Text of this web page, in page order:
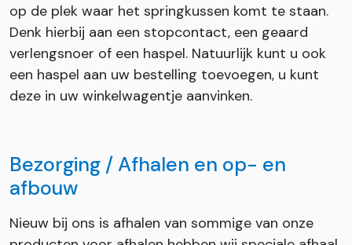
op de plek waar het springkussen komt te staan.
Denk hierbij aan een stopcontact, een geaard
verlengsnoer of een haspel. Natuurlijk kunt u ook
een haspel aan uw bestelling toevoegen, u kunt
deze in uw winkelwagentje aanvinken.
Bezorging / Afhalen en op- en
afbouw
Nieuw bij ons is afhalen van sommige van onze